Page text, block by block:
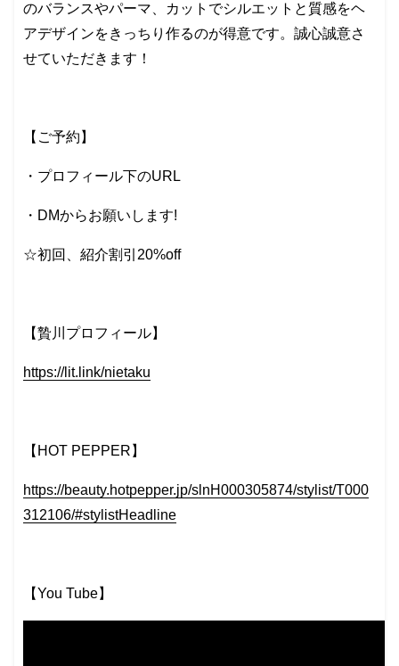
のバランスやパーマ、カットでシルエットと質感をヘ
アデザインをきっちり作るのが得意です。誠心誠意さ
せていただきます！
【ご予約】
・プロフィール下のURL
・DMからお願いします!
☆初回、紹介割引20%off
【贄川プロフィール】
https://lit.link/nietaku
【HOT PEPPER】
https://beauty.hotpepper.jp/slnH000305874/stylist/T000
312106/#stylistHeadline
【You Tube】